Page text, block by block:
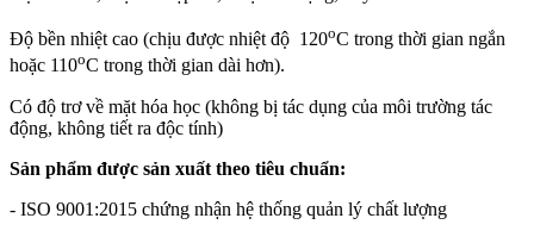
Độ bền nhiệt cao (chịu được nhiệt độ 120oC trong thời gian ngắn
hoặc 110oC trong thời gian dài hơn).
Có độ trơ về mặt hóa học (không bị tác dụng của môi trường tác
động, không tiết ra độc tính)
Sản phẩm được sản xuất theo tiêu chuẩn:
- ISO 9001:2015 chứng nhận hệ thống quản lý chất lượng